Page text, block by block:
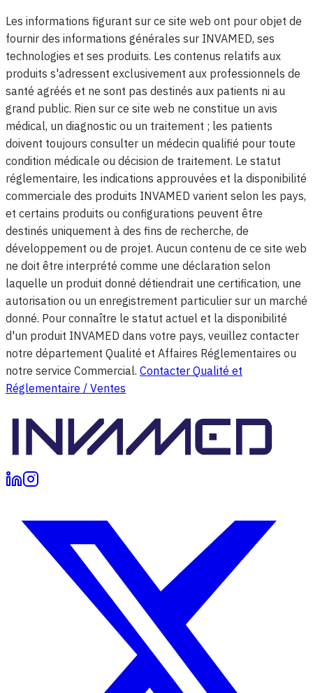
Les informations figurant sur ce site web ont pour objet de
fournir des informations générales sur INVAMED, ses
technologies et ses produits. Les contenus relatifs aux
produits s'adressent exclusivement aux professionnels de
santé agréés et ne sont pas destinés aux patients ni au
grand public. Rien sur ce site web ne constitue un avis
médical, un diagnostic ou un traitement ; les patients
doivent toujours consulter un médecin qualifié pour toute
condition médicale ou décision de traitement. Le statut
réglementaire, les indications approuvées et la disponibilité
commerciale des produits INVAMED varient selon les pays,
et certains produits ou configurations peuvent être
destinés uniquement à des fins de recherche, de
développement ou de projet. Aucun contenu de ce site web
ne doit être interprété comme une déclaration selon
laquelle un produit donné détiendrait une certification, une
autorisation ou un enregistrement particulier sur un marché
donné. Pour connaître le statut actuel et la disponibilité
d'un produit INVAMED dans votre pays, veuillez contacter
notre département Qualité et Affaires Réglementaires ou
notre service Commercial. Contacter Qualité et
Réglementaire / Ventes